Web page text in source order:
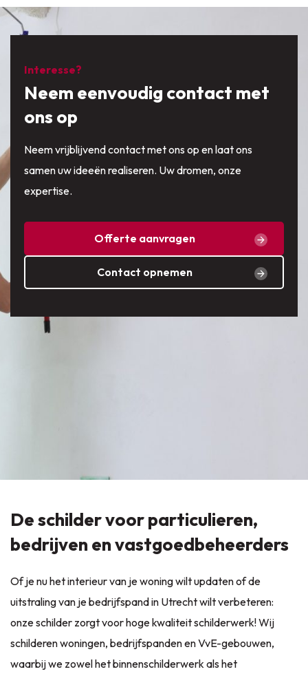
Interesse?
Neem eenvoudig contact met
ons op
Neem vrijblijvend contact met ons op en laat ons
samen uw ideeën realiseren. Uw dromen, onze
expertise.
Offerte aanvragen
Contact opnemen
De schilder voor particulieren,
bedrijven en vastgoedbeheerders
Of je nu het interieur van je woning wilt updaten of de
uitstraling van je bedrijfspand in Utrecht wilt verbeteren:
onze schilder zorgt voor hoge kwaliteit schilderwerk! Wij
schilderen woningen, bedrijfspanden en VvE-gebouwen,
waarbij we zowel hetbinnenschilderwerkals het